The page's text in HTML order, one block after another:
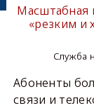
Масштабная
«резким и
Служба
Абоненты
связи и